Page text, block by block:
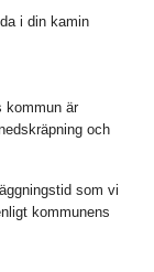
i din kamin
kommun är
och
som vi
kommunens